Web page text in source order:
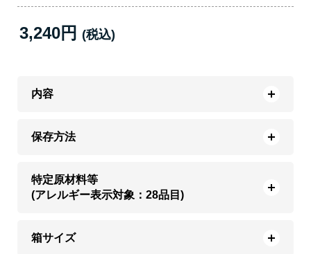
3,240円
内容
保存方法
特定原材料等
(アレルギー表示対象：28品目)
箱サイズ